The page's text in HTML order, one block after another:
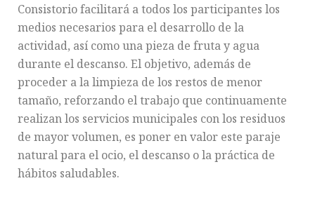
Consistorio facilitará a todos los participantes los
medios necesarios para el desarrollo de la
actividad, así como una pieza de fruta y agua
durante el descanso. El objetivo, además de
proceder a la limpieza de los restos de menor
tamaño, reforzando el trabajo que continuamente
realizan los servicios municipales con los residuos
de mayor volumen, es poner en valor este paraje
natural para el ocio, el descanso o la práctica de
hábitos saludables.